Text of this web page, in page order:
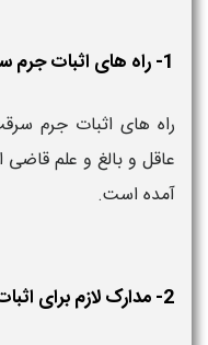
1- راه های اثبات جرم سرقت کدام است؟
راه های اثبات جرم
عاقل و بالغ و علم
آمده است.
2- مدارک لازم برای اثبات دزدی چیست؟